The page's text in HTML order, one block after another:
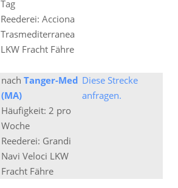
Tag
Reederei: Acciona
Trasmediterranea
LKW Fracht Fähre
nach Tanger-Med
(MA)
Diese Strecke
anfragen.
Häufigkeit: 2 pro
Woche
Reederei: Grandi
Navi Veloci LKW
Fracht Fähre